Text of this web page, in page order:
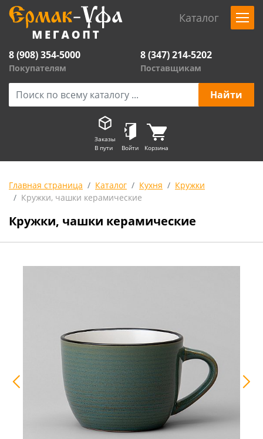
Каталог
8 (908) 354-5000
Покупателям
8 (347) 214-5202
Поставщикам
Заказы
В пути
Войти Корзина
Главная страница Каталог Кухня
Кружки
Кружки, чашки керамические
Кружки, чашки керамические